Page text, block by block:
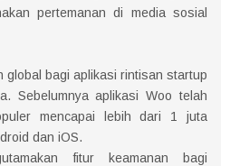
pertemanan di media sosial
global bagi aplikasi rintisan startup
Sebelumnya aplikasi Woo telah
mencapai lebih dari 1 juta
dan iOS.
fitur keamanan bagi